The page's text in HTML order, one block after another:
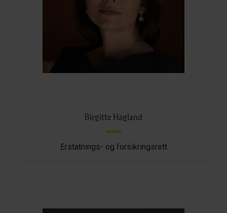
Birgitte Hagland
Erstatnings- og forsikringsrett